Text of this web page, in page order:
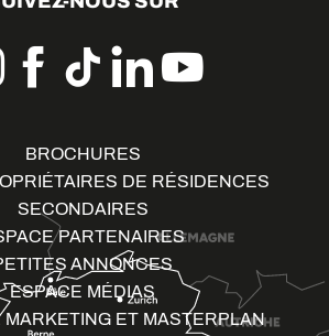
BROCHURES
DE RÉSIDENCES
SECONDAIRES
PARTENAIRES
ANNONCES
ESPACE MÉDIAS
MARKETING ET MASTERPLAN